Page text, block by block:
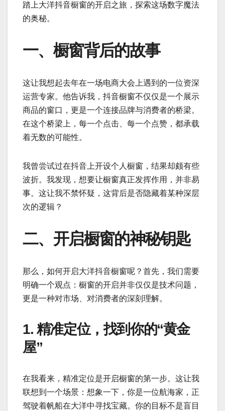
踏上大洋抖音橱窗的开启之旅，探索这场数字魔法
的奥秘。
一、橱窗背后的故事
这让我想起去年在一场电商大会上遇到的一位资深
运营专家。他告诉我，抖音橱窗不仅仅是一个展示
商品的窗口，更是一个连接品牌与消费者的桥梁。
在这个桥梁上，每一个点击、每一个点赞，都承载
着无数的可能性。
我曾尝试过在抖音上开设个人橱窗，结果却颇有些
波折。我发现，想要让橱窗真正发挥作用，并非易
事。这让我不禁怀疑，这背后是否隐藏着某种深层
次的逻辑？
二、开启橱窗的神秘钥匙
那么，如何开启大洋抖音橱窗呢？首先，我们需要
明确一个观点：橱窗的开启并非仅仅是技术问题，
更是一种对市场、对消费者的深刻理解。
1. 精准定位，找到你的“黄金
屋”
在我看来，精准定位是开启橱窗的第一步。这让我
联想到一个场景：想象一下，你是一位航海家，正
驾驶着帆船在大洋中寻找宝藏。你的目标不是盲目